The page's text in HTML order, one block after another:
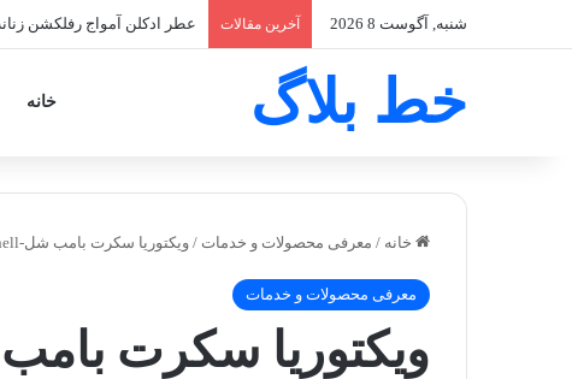
شنبه, آگوست 8 2026 آخرین مقالات عطر ادکلن آمواج میتس زنانه -Amouage Myths
خط بلاگ خانه
خانه / معرفی محصولات و خدمات / ویکتوریا سکرت بامب شل-Victoria Secret Bombshell
معرفی محصولات و خدمات